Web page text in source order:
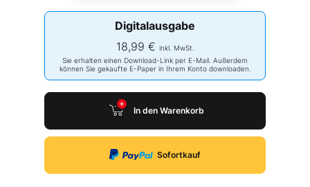
Digitalausgabe
18,99 € inkl. MwSt.
Sie erhalten einen Download-Link per E-Mail. Außerdem
können Sie gekaufte E-Paper in Ihrem Konto downloaden.
In den Warenkorb
Sofortkauf